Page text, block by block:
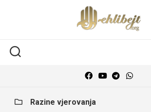
Razine vjerovanja